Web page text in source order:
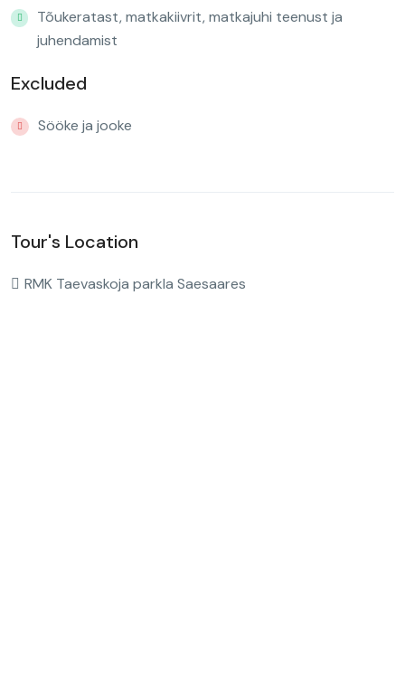
Tõukeratast, matkakiivrit, matkajuhi teenust ja
juhendamist
Excluded
Sööke ja jooke
Tour's Location
RMK Taevaskoja parkla Saesaares